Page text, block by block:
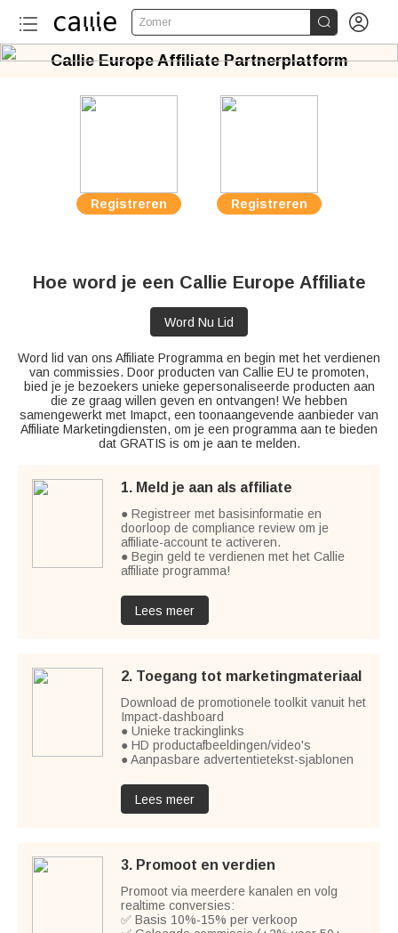
Zomer  
Callie Europe Affiliate Partnerplatform
Registreren Registreren
Hoe word je een Callie Europe Affiliate
Word Nu Lid
Word lid van ons Affiliate Programma en begin met het verdienen
van commissies. Door producten van Callie EU te promoten,
bied je je bezoekers unieke gepersonaliseerde producten aan
die ze graag willen geven en ontvangen! We hebben
samengewerkt met Imapct, een toonaangevende aanbieder van
Affiliate Marketingdiensten, om je een programma aan te bieden
dat GRATIS is om je aan te melden.
1. Meld je aan als affiliate
● Registreer met basisinformatie en
doorloop de compliance review om je
affiliate-account te activeren.
● Begin geld te verdienen met het Callie
affiliate programma!
Lees meer
2. Toegang tot marketingmateriaal
Download de promotionele toolkit vanuit het
Impact-dashboard
● Unieke trackinglinks
● HD productafbeeldingen/video's
● Aanpasbare advertentietekst-sjablonen
Lees meer
3. Promoot en verdien
Promoot via meerdere kanalen en volg
realtime conversies:
✅ Basis 10%-15% per verkoop